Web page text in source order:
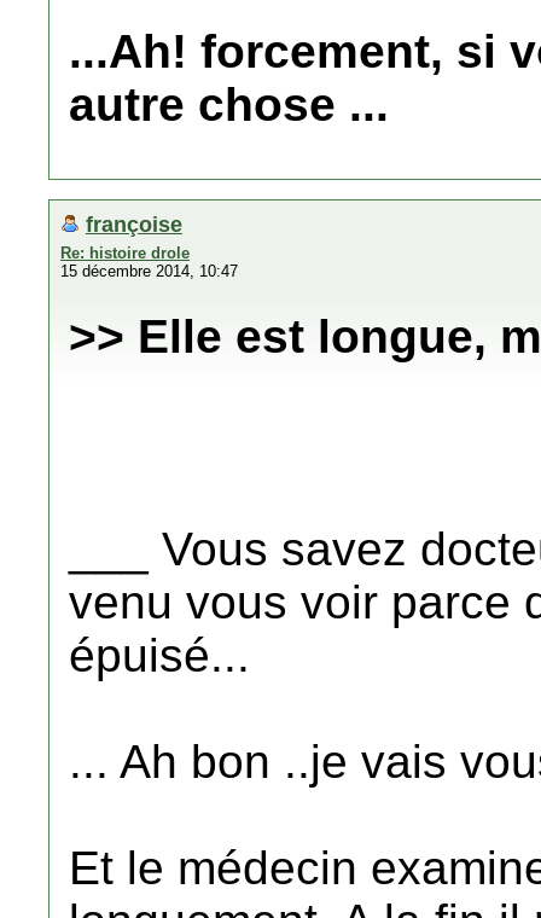
...Ah! forcement, si
autre chose ...
françoise
Re: histoire drole
15 décembre 2014, 10:47
>> Elle est longue,
___ Vous savez
venu vous voir parce
épuisé...
... Ah bon ..je vais
Et le médecin